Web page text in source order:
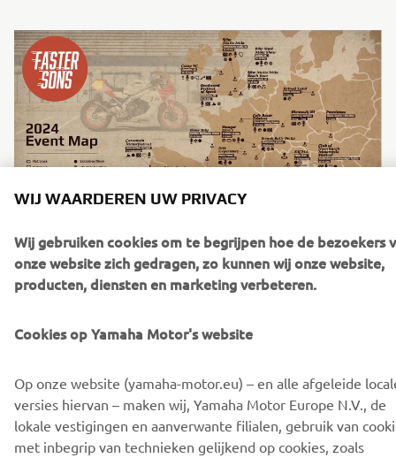
Faster Sons Evenementenkalender 2022
Downloaden
WIJ WAARDEREN UW PRIVACY
Wij gebruiken cookies om te begrijpen hoe de bezoekers
onze website zich gedragen, zo kunnen wij onze website,
producten, diensten en marketing verbeteren.
Cookies op Yamaha Motor's website
Op onze website (yamaha-motor.eu) – en alle afgeleide
versies hiervan – maken wij, Yamaha Motor Europe N.V., de
lokale vestigingen en aanverwante filialen, gebruik van
met inbegrip van technieken gelijkend op cookies, zoals